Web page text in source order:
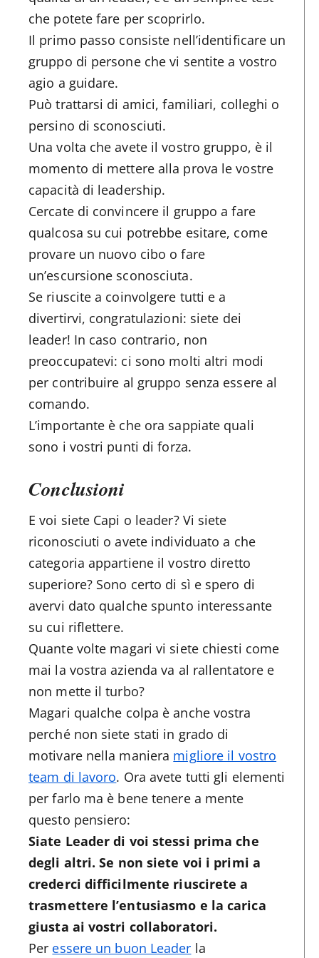
che potete fare per scoprirlo.
Il primo passo consiste nell’identificare un
gruppo di persone che vi sentite a vostro
agio a guidare.
Può trattarsi di amici, familiari, colleghi o
persino di sconosciuti.
Una volta che avete il vostro gruppo, è il
momento di mettere alla prova le vostre
capacità di leadership.
Cercate di convincere il gruppo a fare
qualcosa su cui potrebbe esitare, come
provare un nuovo cibo o fare
un’escursione sconosciuta.
Se riuscite a coinvolgere tutti e a
divertirvi, congratulazioni: siete dei
leader! In caso contrario, non
preoccupatevi: ci sono molti altri modi
per contribuire al gruppo senza essere al
comando.
L’importante è che ora sappiate quali
sono i vostri punti di forza.
Conclusioni
E voi siete Capi o leader? Vi siete
riconosciuti o avete individuato a che
categoria appartiene il vostro diretto
superiore? Sono certo di sì e spero di
avervi dato qualche spunto interessante
su cui riflettere.
Quante volte magari vi siete chiesti come
mai la vostra azienda va al rallentatore e
non mette il turbo?
Magari qualche colpa è anche vostra
perché non siete stati in grado di
motivare nella maniera migliore il vostro
team di lavoro. Ora avete tutti gli elementi
per farlo ma è bene tenere a mente
questo pensiero:
Siate Leader di voi stessi prima che
degli altri. Se non siete voi i primi a
crederci difficilmente riuscirete a
trasmettere l’entusiasmo e la carica
giusta ai vostri collaboratori.
Per essere un buon Leader la